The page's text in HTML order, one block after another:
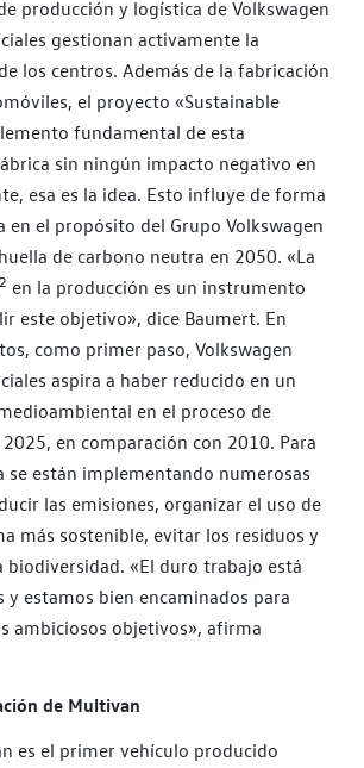
producción y logística de Volkswagen
gestionan activamente la
los centros. Además de la fabricación
el proyecto «Sustainable
fundamental de esta
sin ningún impacto negativo en
esa es la idea. Esto influye de forma
en el propósito del Grupo Volkswagen
de carbono neutra en 2050. «La
2 en la producción es un instrumento
este objetivo», dice Baumert. En
como primer paso, Volkswagen
aspira a haber reducido en un
en el proceso de
en comparación con 2010. Para
se están implementando numerosas
las emisiones, organizar el uso de
más sostenible, evitar los residuos y
biodiversidad. «El duro trabajo está
y estamos bien encaminados para
ambiciosos objetivos», afirma
de Multivan
es el primer vehículo producido